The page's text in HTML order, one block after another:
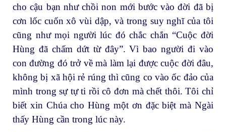
cho cậu bạn như chồi non mới bước vào đời đã bị
cơn lốc cuốn xô vùi dập, và trong suy nghĩ của tôi
cũng như mọi người lúc đó chắc chắn “Cuộc đời
Hùng đã chấm dứt từ đây”. Vì bao người đi vào
con đường đó trở về mà làm lại được cuộc đời đâu,
không bị xã hội rẻ rúng thì cũng co vào ốc đảo của
mình trong sự tự ti rồi cô đơn mà chết thôi. Tôi chỉ
biết xin Chúa cho Hùng một ơn đặc biệt mà Ngài
thấy Hùng cần trong lúc này.